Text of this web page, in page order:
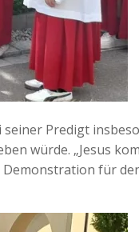
Predigt
würde. „Jesus
Demonstration für